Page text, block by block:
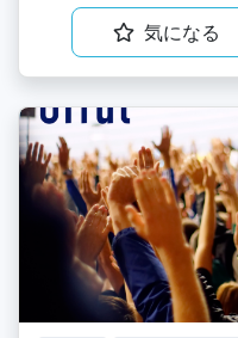
気になる